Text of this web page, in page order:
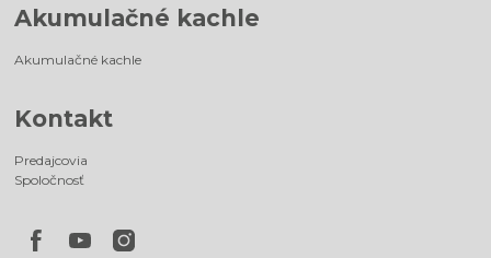
Akumulačné kachle
Akumulačné kachle
Kontakt
Predajcovia
Spoločnosť